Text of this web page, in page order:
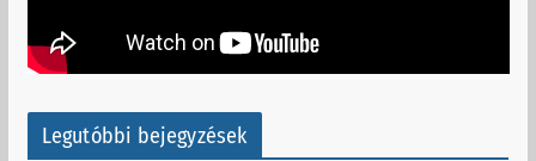
Legutóbbi bejegyzések